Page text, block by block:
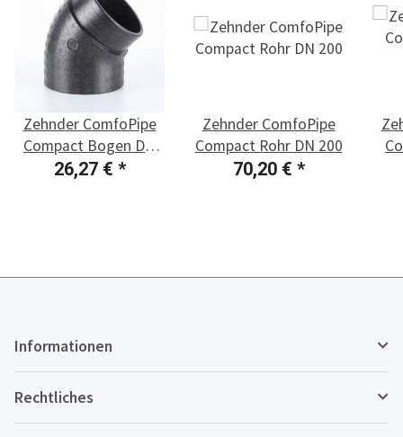
Zehnder ComfoPipe
Compact Bogen DN
200
26,27 € *
Zehnder ComfoPipe
Compact Rohr DN 200
70,20 € *
Informationen
Rechtliches